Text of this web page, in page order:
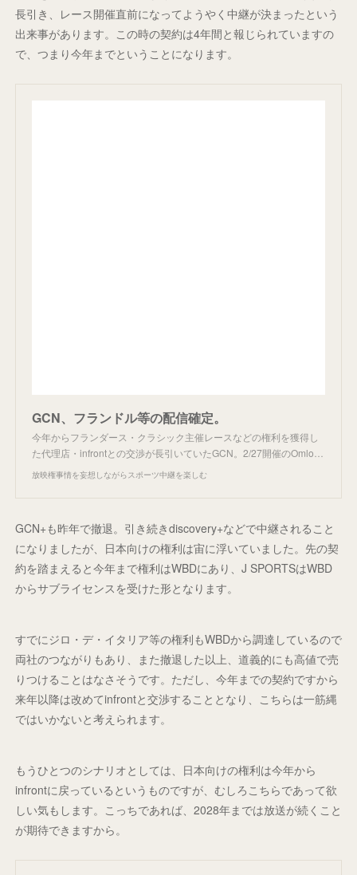
長引き、レース開催直前になってようやく中継が決まったという
出来事があります。この時の契約は4年間と報じられていますの
で、つまり今年までということになります。
GCN、フランドル等の配信確定。
今年からフランダース・クラシック主催レースなどの権利を獲得し
た代理店・infrontとの交渉が長引いていたGCN。2/27開催のOmlo…
放映権事情を妄想しながらスポーツ中継を楽しむ
GCN+も昨年で撤退。引き続きdiscovery+などで中継されること
になりましたが、日本向けの権利は宙に浮いていました。先の契
約を踏まえると今年まで権利はWBDにあり、J SPORTSはWBD
からサブライセンスを受けた形となります。
すでにジロ・デ・イタリア等の権利もWBDから調達しているので
両社のつながりもあり、また撤退した以上、道義的にも高値で売
りつけることはなさそうです。ただし、今年までの契約ですから
来年以降は改めてinfrontと交渉することとなり、こちらは一筋縄
ではいかないと考えられます。
もうひとつのシナリオとしては、日本向けの権利は今年から
infrontに戻っているというものですが、むしろこちらであって欲
しい気もします。こっちであれば、2028年までは放送が続くこと
が期待できますから。